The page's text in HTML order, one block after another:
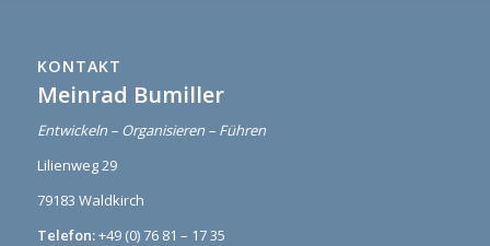
KONTAKT
Meinrad Bumiller
Entwickeln – Organisieren – Führen
Lilienweg 29
79183 Waldkirch
Telefon:+49 (0) 76 81 – 17 35